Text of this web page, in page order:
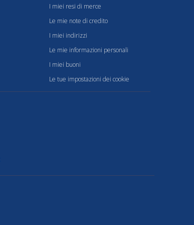
I miei resi di merce
Le mie note di credito
I miei indirizzi
Le mie informazioni personali
I miei buoni
Le tue impostazioni dei cookie